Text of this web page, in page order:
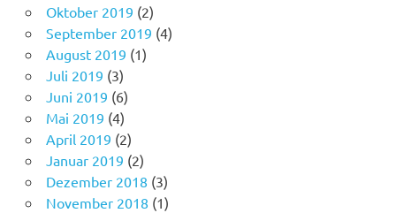
Oktober 2019 (2)
September 2019 (4)
August 2019 (1)
Juli 2019 (3)
Juni 2019 (6)
Mai 2019 (4)
April 2019 (2)
Januar 2019 (2)
Dezember 2018 (3)
November 2018 (1)